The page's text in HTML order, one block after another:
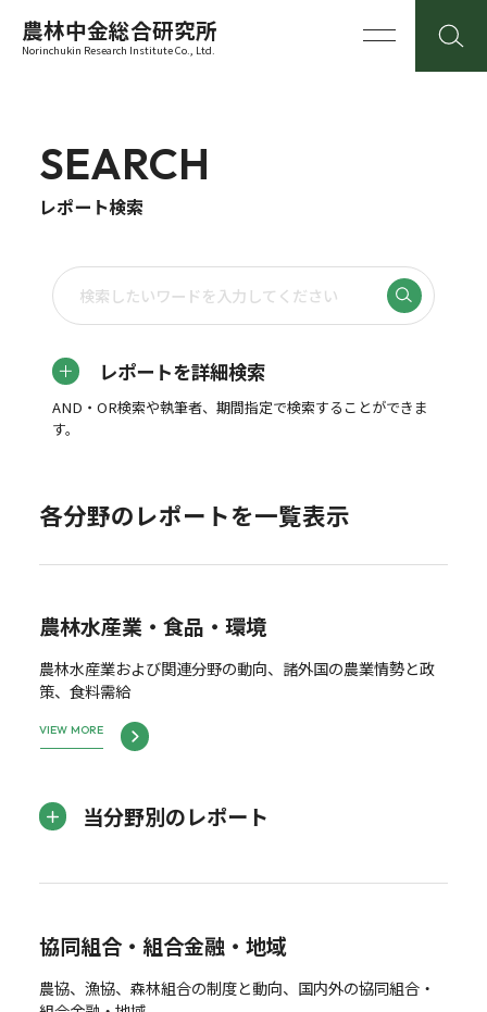
農林中金総合研究所
Norinchukin Research Institute Co., Ltd.
SEARCH
レポート検索
レポートを詳細検索
AND・OR検索や執筆者、期間指定で検索することができま
す。
各分野のレポートを一覧表示
農林水産業・食品・環境
農林水産業および関連分野の動向、諸外国の農業情勢と政
策、食料需給
VIEW MORE
当分野別のレポート
協同組合・組合金融・地域
農協、漁協、森林組合の制度と動向、国内外の協同組合・